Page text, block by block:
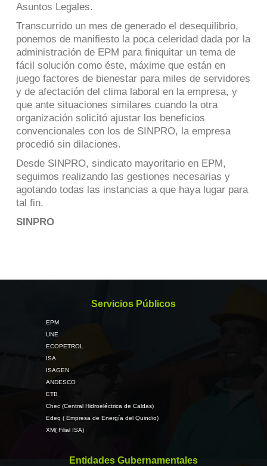
Asuntos Legales.
Transcurrido un mes de generado el desequilibrio,
ponemos de manifiesto la poca celeridad dada por la
administración de EPM para finiquitar un tema de
fácil solución como éste, máxime que están en
juego factores de bienestar para miles de servidores
y de afectación del clima laboral en la empresa, y
que ante situaciones similares cuando la otra
organización solicitó ajustar los beneficios
convencionales con los de SINPRO, la empresa
procedió sin dilaciones.
Desde SINPRO, sindicato mayoritario en EPM,
seguimos realizando las gestiones necesarias y
agotando todas las instancias a que haya lugar para
tal fin.
SINPRO
Servicios Públicos
EPM
UNE
ECOPETROL
ISA
ISAGEN
ANDESCO
ETB
Chec (Central Hidroeléctrica de Caldas)
Edeq ( Empresa de Energía del Quindio)
XM( Filial ISA)
Entidades Gubernamentales